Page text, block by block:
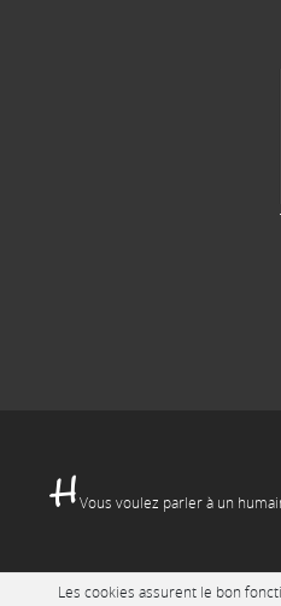
Vous voulez parler à un
Les cookies assurent le bon